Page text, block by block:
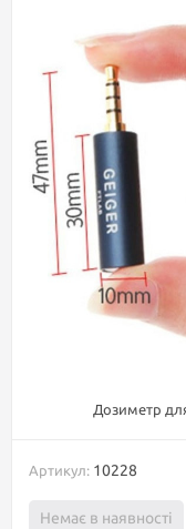
Дозиметр
Артикул: 10228
Немає в наявності